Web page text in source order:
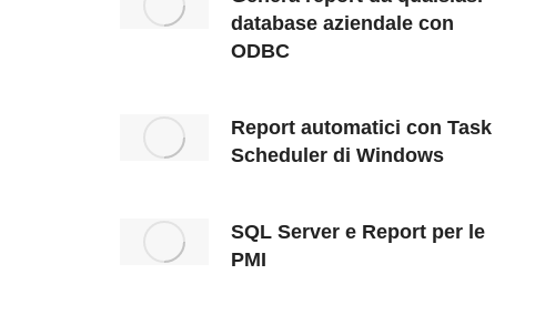
database aziendale con
ODBC
Report automatici con Task
Scheduler di Windows
SQL Server e Report per le
PMI